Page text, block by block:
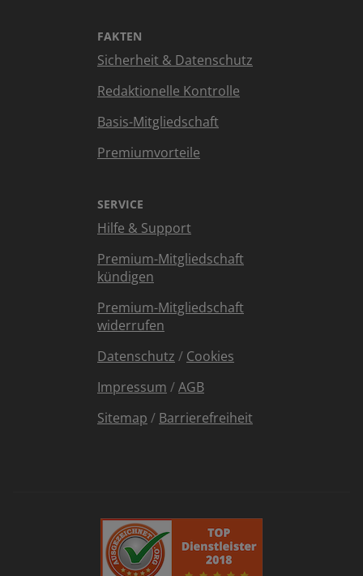
FAKTEN
Sicherheit & Datenschutz
Redaktionelle Kontrolle
Basis-Mitgliedschaft
Premiumvorteile
SERVICE
Hilfe & Support
Premium-Mitgliedschaft
kündigen
Premium-Mitgliedschaft
widerrufen
Datenschutz / Cookies
Impressum /AGB
Sitemap / Barrierefreiheit